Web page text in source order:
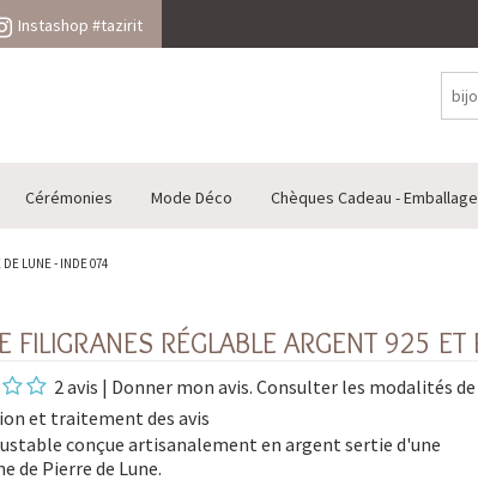
Instashop #tazirit
Cérémonies Mode Déco Chèques Cadeau -
LUNE - INDE 074
FILIGRANES RÉGLABLE ARGENT 925
2 avis | Donner mon avis. Consulter les modalités de
et traitement des avis
conçue artisanalement en argent sertie d'une
de Pierre de Lune.